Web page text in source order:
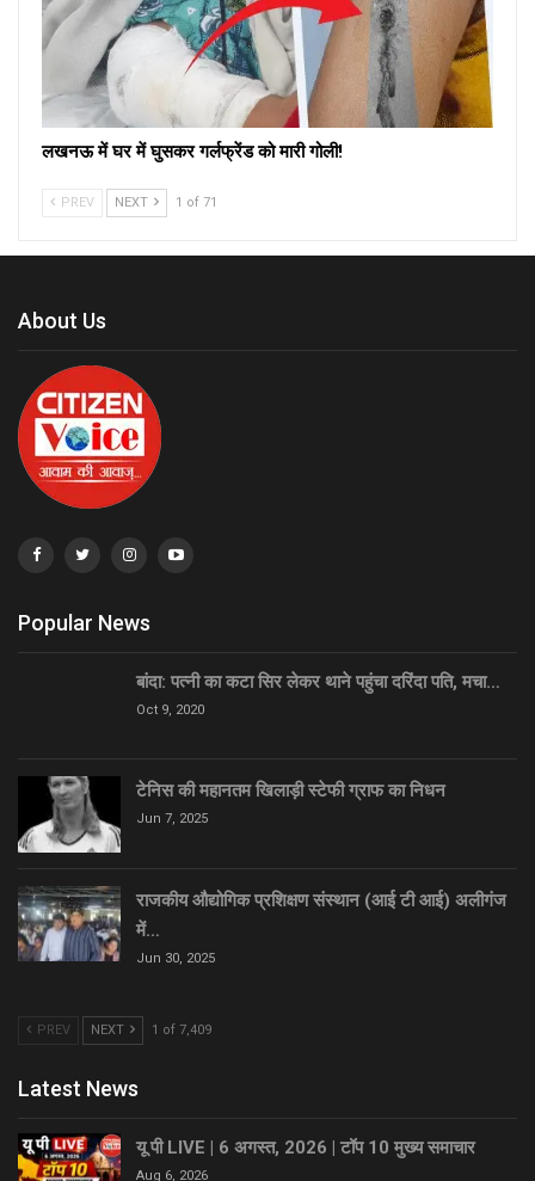
लखनऊ में घर में घुसकर गर्लफ्रेंड को मारी गोली!
PREV NEXT 1 of 71
About Us
Popular News
बांदा: पत्नी का कटा सिर लेकर थाने पहुंचा दरिंदा पति, मचा…
Oct 9, 2020
टेनिस की महानतम खिलाड़ी स्टेफी ग्राफ का निधन
Jun 7, 2025
राजकीय औद्योगिक प्रशिक्षण संस्थान (आई टी आई) अलीगंज
में…
Jun 30, 2025
PREV NEXT 1 of 7,409
Latest News
यू पी LIVE | 6 अगस्त, 2026 | टॉप 10 मुख्य समाचार
Aug 6, 2026